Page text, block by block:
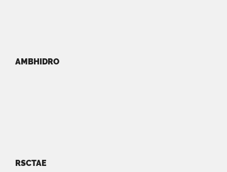
AMBHIDRO
RSCTAE